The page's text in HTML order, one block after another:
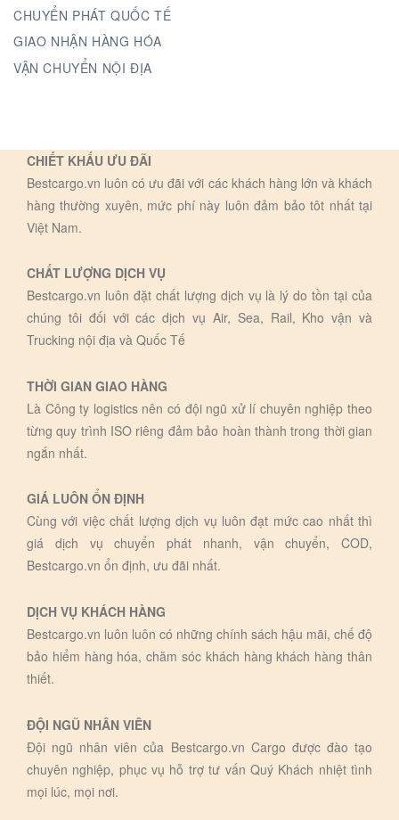
CHUYỂN PHÁT QUỐC TẾ
GIAO NHẬN HÀNG HÓA
VẬN CHUYỂN NỘI ĐỊA
CHIẾT KHẤU ƯU ĐÃI
Bestcargo.vn luôn có ưu đãi với các khách hàng lớn và khách
hàng thường xuyên, mức phí này luôn đảm bảo tôt nhất tại
Việt Nam.
CHẤT LƯỢNG DỊCH VỤ
Bestcargo.vn luôn đặt chất lượng dịch vụ là lý do tồn tại của
chúng tôi đối với các dịch vụ Air, Sea, Rail, Kho vận và
Trucking nội địa và Quốc Tế
THỜI GIAN GIAO HÀNG
Là Công ty logistics nên có đội ngũ xử lí chuyên nghiệp theo
từng quy trình ISO riêng đảm bảo hoàn thành trong thời gian
ngắn nhất.
GIÁ LUÔN ỔN ĐỊNH
Cùng với việc chất lượng dịch vụ luôn đạt mức cao nhất thì
giá dịch vụ chuyển phát nhanh, vận chuyển, COD,
Bestcargo.vn ổn định, ưu đãi nhất.
DỊCH VỤ KHÁCH HÀNG
Bestcargo.vn luôn luôn có những chính sách hậu mãi, chế độ
bảo hiểm hàng hóa, chăm sóc khách hàng khách hàng thân
thiết.
ĐỘI NGŨ NHÂN VIÊN
Đội ngũ nhân viên của Bestcargo.vn Cargo được đào tạo
chuyên nghiệp, phục vụ hỗ trợ tư vấn Quý Khách nhiệt tình
mọi lúc, mọi nơi.